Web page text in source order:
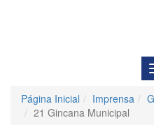
Página Inicial Imprensa
21 Gincana Municipal